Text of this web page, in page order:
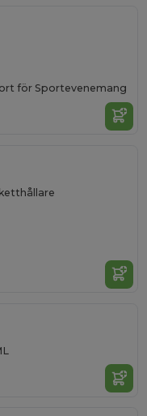
för Sportevenemang